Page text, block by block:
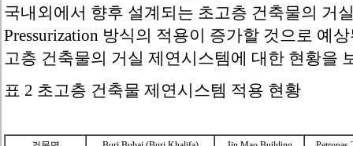
국내외에서 향후 설계되는 초고층 건축물의 거
Pressurization 방식의 적용이 증가할 것으로 예
고층 건축물의 거실 제연시스템에 대한 현황을
표 2 초고층 건축물 제연시스템 적용 현황